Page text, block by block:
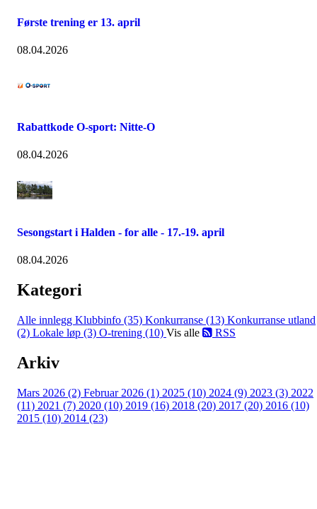
Første trening er 13. april
08.04.2026
Rabattkode O-sport: Nitte-O
08.04.2026
Sesongstart i Halden - for alle - 17.-19. april
08.04.2026
Kategori
Alle innlegg Klubbinfo (35) Konkurranse (13) Konkurranse utland
(2) Lokale løp (3) O-trening (10) Vis alle RSS
Arkiv
Mars 2026 (2) Februar 2026 (1) 2025 (10) 2024 (9) 2023 (3) 2022
(11) 2021 (7) 2020 (10) 2019 (16) 2018 (20) 2017 (20) 2016 (10)
2015 (10) 2014 (23)